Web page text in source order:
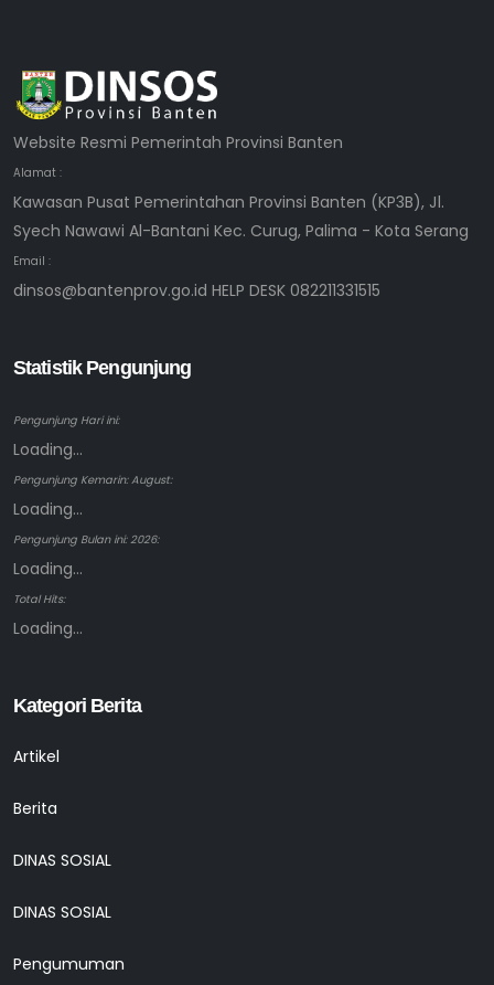
Website Resmi Pemerintah Provinsi Banten
Alamat :
Kawasan Pusat Pemerintahan Provinsi Banten (KP3B), Jl.
Syech Nawawi Al-Bantani Kec. Curug, Palima - Kota Serang
Email :
dinsos@bantenprov.go.id HELP DESK 082211331515
Statistik Pengunjung
Pengunjung Hari ini:
Loading...
Pengunjung Kemarin: August:
Loading...
Pengunjung Bulan ini: 2026:
Loading...
Total Hits:
Loading...
Kategori Berita
Artikel
Berita
DINAS SOSIAL
DINAS SOSIAL
Pengumuman